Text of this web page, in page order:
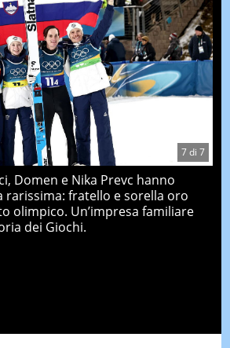
7di 7
Domen e Nika Prevc hanno
rarissima: fratello e sorella oro
olimpico. Un’impresa familiare
dei Giochi.